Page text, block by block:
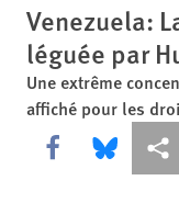
Venezuela:
léguée par
Une extrême
affiché pour les
Share this via
Share this